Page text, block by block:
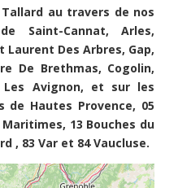
au travers de nos
Saint-Cannat, Arles,
Laurent Des Arbres, Gap,
De Brethmas, Cogolin,
Avignon, et sur les
de Hautes Provence, 05
13 Bouches du
, 83 Var et 84 Vaucluse.